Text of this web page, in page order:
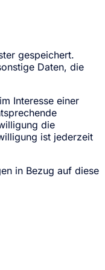
gespeichert.
Daten, die
Interesse einer
die
ist jederzeit
in Bezug auf diese